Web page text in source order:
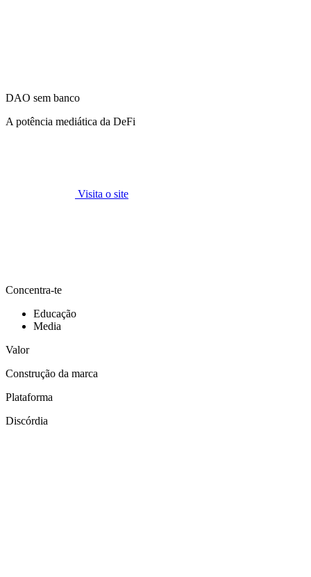
DAO sem banco
A potência mediática da DeFi
Visita o site
Concentra-te
Educação
Media
Valor
Construção da marca
Plataforma
Discórdia